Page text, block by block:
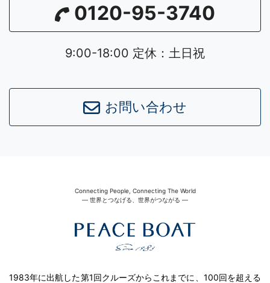
0120-95-3740
9:00-18:00 定休：土日祝
お問い合わせ
Connecting People, Connecting The World
― 世界とつなげる、世界がつながる ―
1983年に出航した第1回クルーズからこれまでに、100回を超える